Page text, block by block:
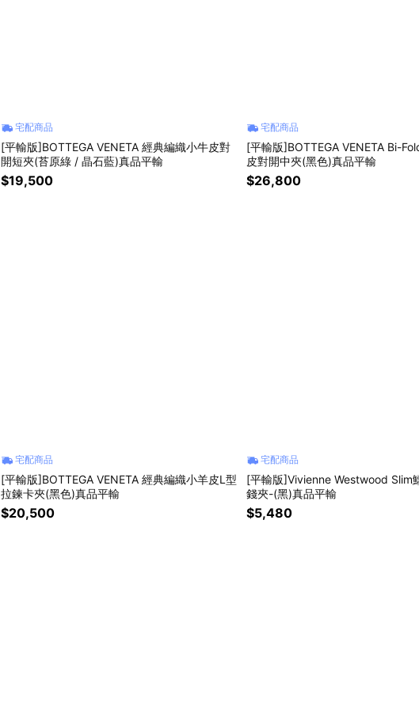
宅配商品
[平輸版]BOTTEGA VENETA 經典編織小牛皮對
開短夾(苔原綠 / 晶石藍)真品平輸
$19,500
宅配商品
[平輸版]BOTTEGA VENETA Bi-
皮對開中夾(黑色)真品平輸
$26,800
宅配商品
[平輸版]BOTTEGA VENETA 經典編織小羊皮L型
拉鍊卡夾(黑色)真品平輸
$20,500
宅配商品
[平輸版]Vivienne Westwood Slim
錢夾-(黑)真品平輸
$5,480